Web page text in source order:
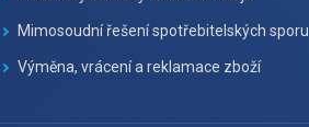
Mimosoudní řešení spotřebitelských sporu
Výměna, vrácení a reklamace zboží